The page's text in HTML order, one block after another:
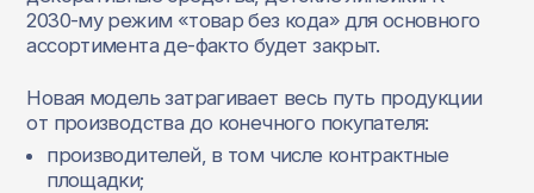
2030‑му режим «товар без кода» для основного
ассортимента де‑факто будет закрыт.
Новая модель затрагивает весь путь продукции
от производства до конечного покупателя:
производителей, в том числе контрактные
площадки;